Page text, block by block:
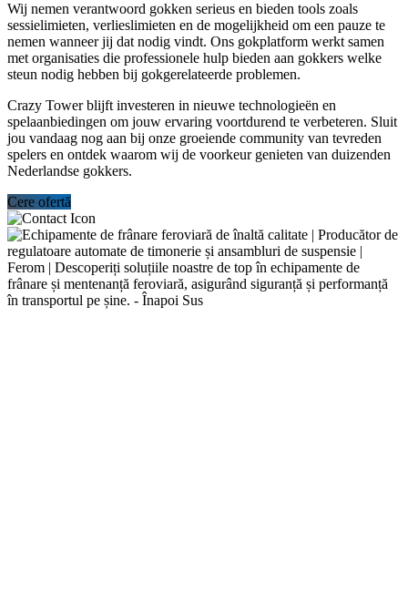
Wij nemen verantwoord gokken serieus en bieden tools zoals
sessielimieten, verlieslimieten en de mogelijkheid om een pauze te
nemen wanneer jij dat nodig vindt. Ons gokplatform werkt samen
met organisaties die professionele hulp bieden aan gokkers welke
steun nodig hebben bij gokgerelateerde problemen.
Crazy Tower blijft investeren in nieuwe technologieën en
spelaanbiedingen om jouw ervaring voortdurend te verbeteren. Sluit
jou vandaag nog aan bij onze groeiende community van tevreden
spelers en ontdek waarom wij de voorkeur genieten van duizenden
Nederlandse gokkers.
Cere ofertă